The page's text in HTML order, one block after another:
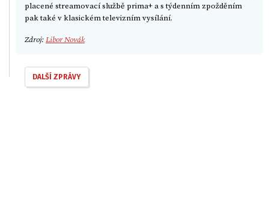
placené streamovací službě prima+ a s týdenním zpožděním
pak také v klasickém televizním vysílání.
Zdroj:Libor Novák
DALŠÍ ZPRÁVY